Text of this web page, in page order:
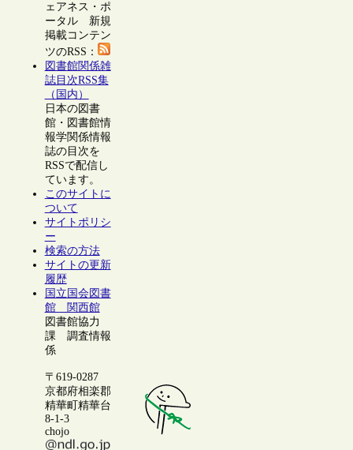
ェアネス・ポ
ータル 新規
掲載コンテン
ツのRSS：
図書館関係雑
誌目次RSS集
（国内）
日本の図書
館・図書館情
報学関係情報
誌の目次を
RSSで配信し
ています。
このサイトに
ついて
サイトポリシ
ー
検索の方法
サイトの更新
履歴
国立国会図書
館 関西館
図書館協力
課 調査情報
係
〒619-0287
京都府相楽郡
精華町精華台
8-1-3
chojo